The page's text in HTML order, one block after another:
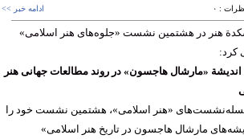
: ٠ ادامه خبر >>
هنر در هشتمین نشست «جلوه‌های هنر اسلامی»
«مارشال هاجسون» در روند مطالعات جهانی هنر
«هنر اسلامی»، هشتمین نشست خود را
مارشال هاجسون در تاریخ هنر اسلامی»